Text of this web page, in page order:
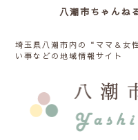
八潮市ちゃんね
埼玉県八潮市内の“ママ＆女
い事などの地域情報サイト